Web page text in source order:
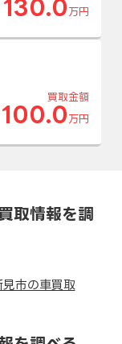
130.0 万円
買取金額
100.0 万円
取情報を調
見市の車買取